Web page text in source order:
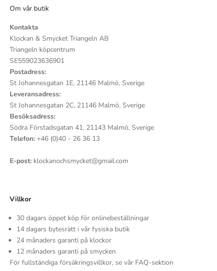
Om vår butik
Kontakta
Klockan & Smycket Triangeln AB
Triangeln köpcentrum
SE559023636901
Postadress:
St Johannesgatan 1E, 21146 Malmö, Sverige
Leveransadress:
St Johannesgatan 2C, 21146 Malmö, Sverige
Besöksadress:
Södra Förstadsgatan 41, 21143 Malmö, Sverige
Telefon: +46 (0)40 - 26 36 13
E-post: klockanochsmycket@gmail.com
Villkor
30 dagars öppet köp för onlinebeställningar
14 dagars bytesrätt i vår fysiska butik
24 månaders garanti på klockor
12 månaders garanti på smycken
För fullständiga försäkringsvillkor, se vår FAQ-sektion